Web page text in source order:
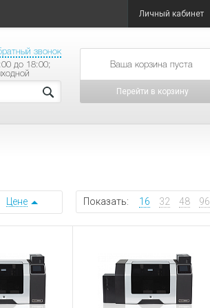
Личный кабинет
звонок
до 18:00;
товаров на сумму
Перейти в корзину
Показать: 16 32 48 96
Цене